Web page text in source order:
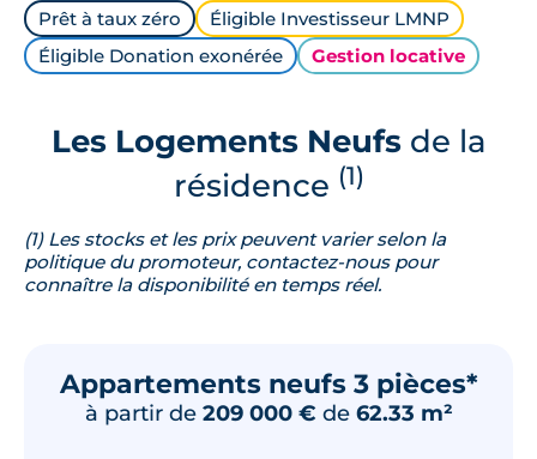
Prêt à taux zéro
Éligible Investisseur LMNP
Éligible Donation exonérée
Gestion locative
Les Logements Neufsde la
résidence (1)
(1) Les stocks et les prix peuvent varier selon la
politique du promoteur, contactez-nous pour
connaître la disponibilité en temps réel.
Appartements neufs 3 pièces*
à partir de 209 000 € de 62.33 m²